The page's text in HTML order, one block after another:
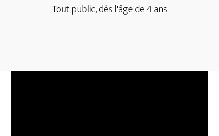
Tout public, dès l'âge de 4 ans
Lecteur